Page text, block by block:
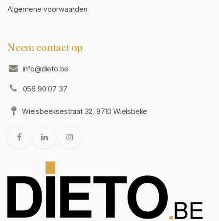
Algemene voorwaarden
Neem contact op
info@dieto.be
056 90 07 37
Wielsbeeksestraat 32, 8710 Wielsbeke